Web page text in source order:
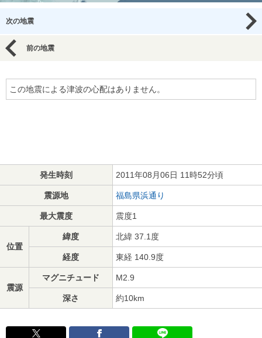
次の地震
前の地震
この地震による津波の心配はありません。
発生時刻 2011年08月06日 11時52分頃
震源地 福島県浜通り
最大震度 震度1
位置
緯度 北緯 37.1度
経度 東経 140.9度
震源
マグニチュード M2.9
深さ 約10km